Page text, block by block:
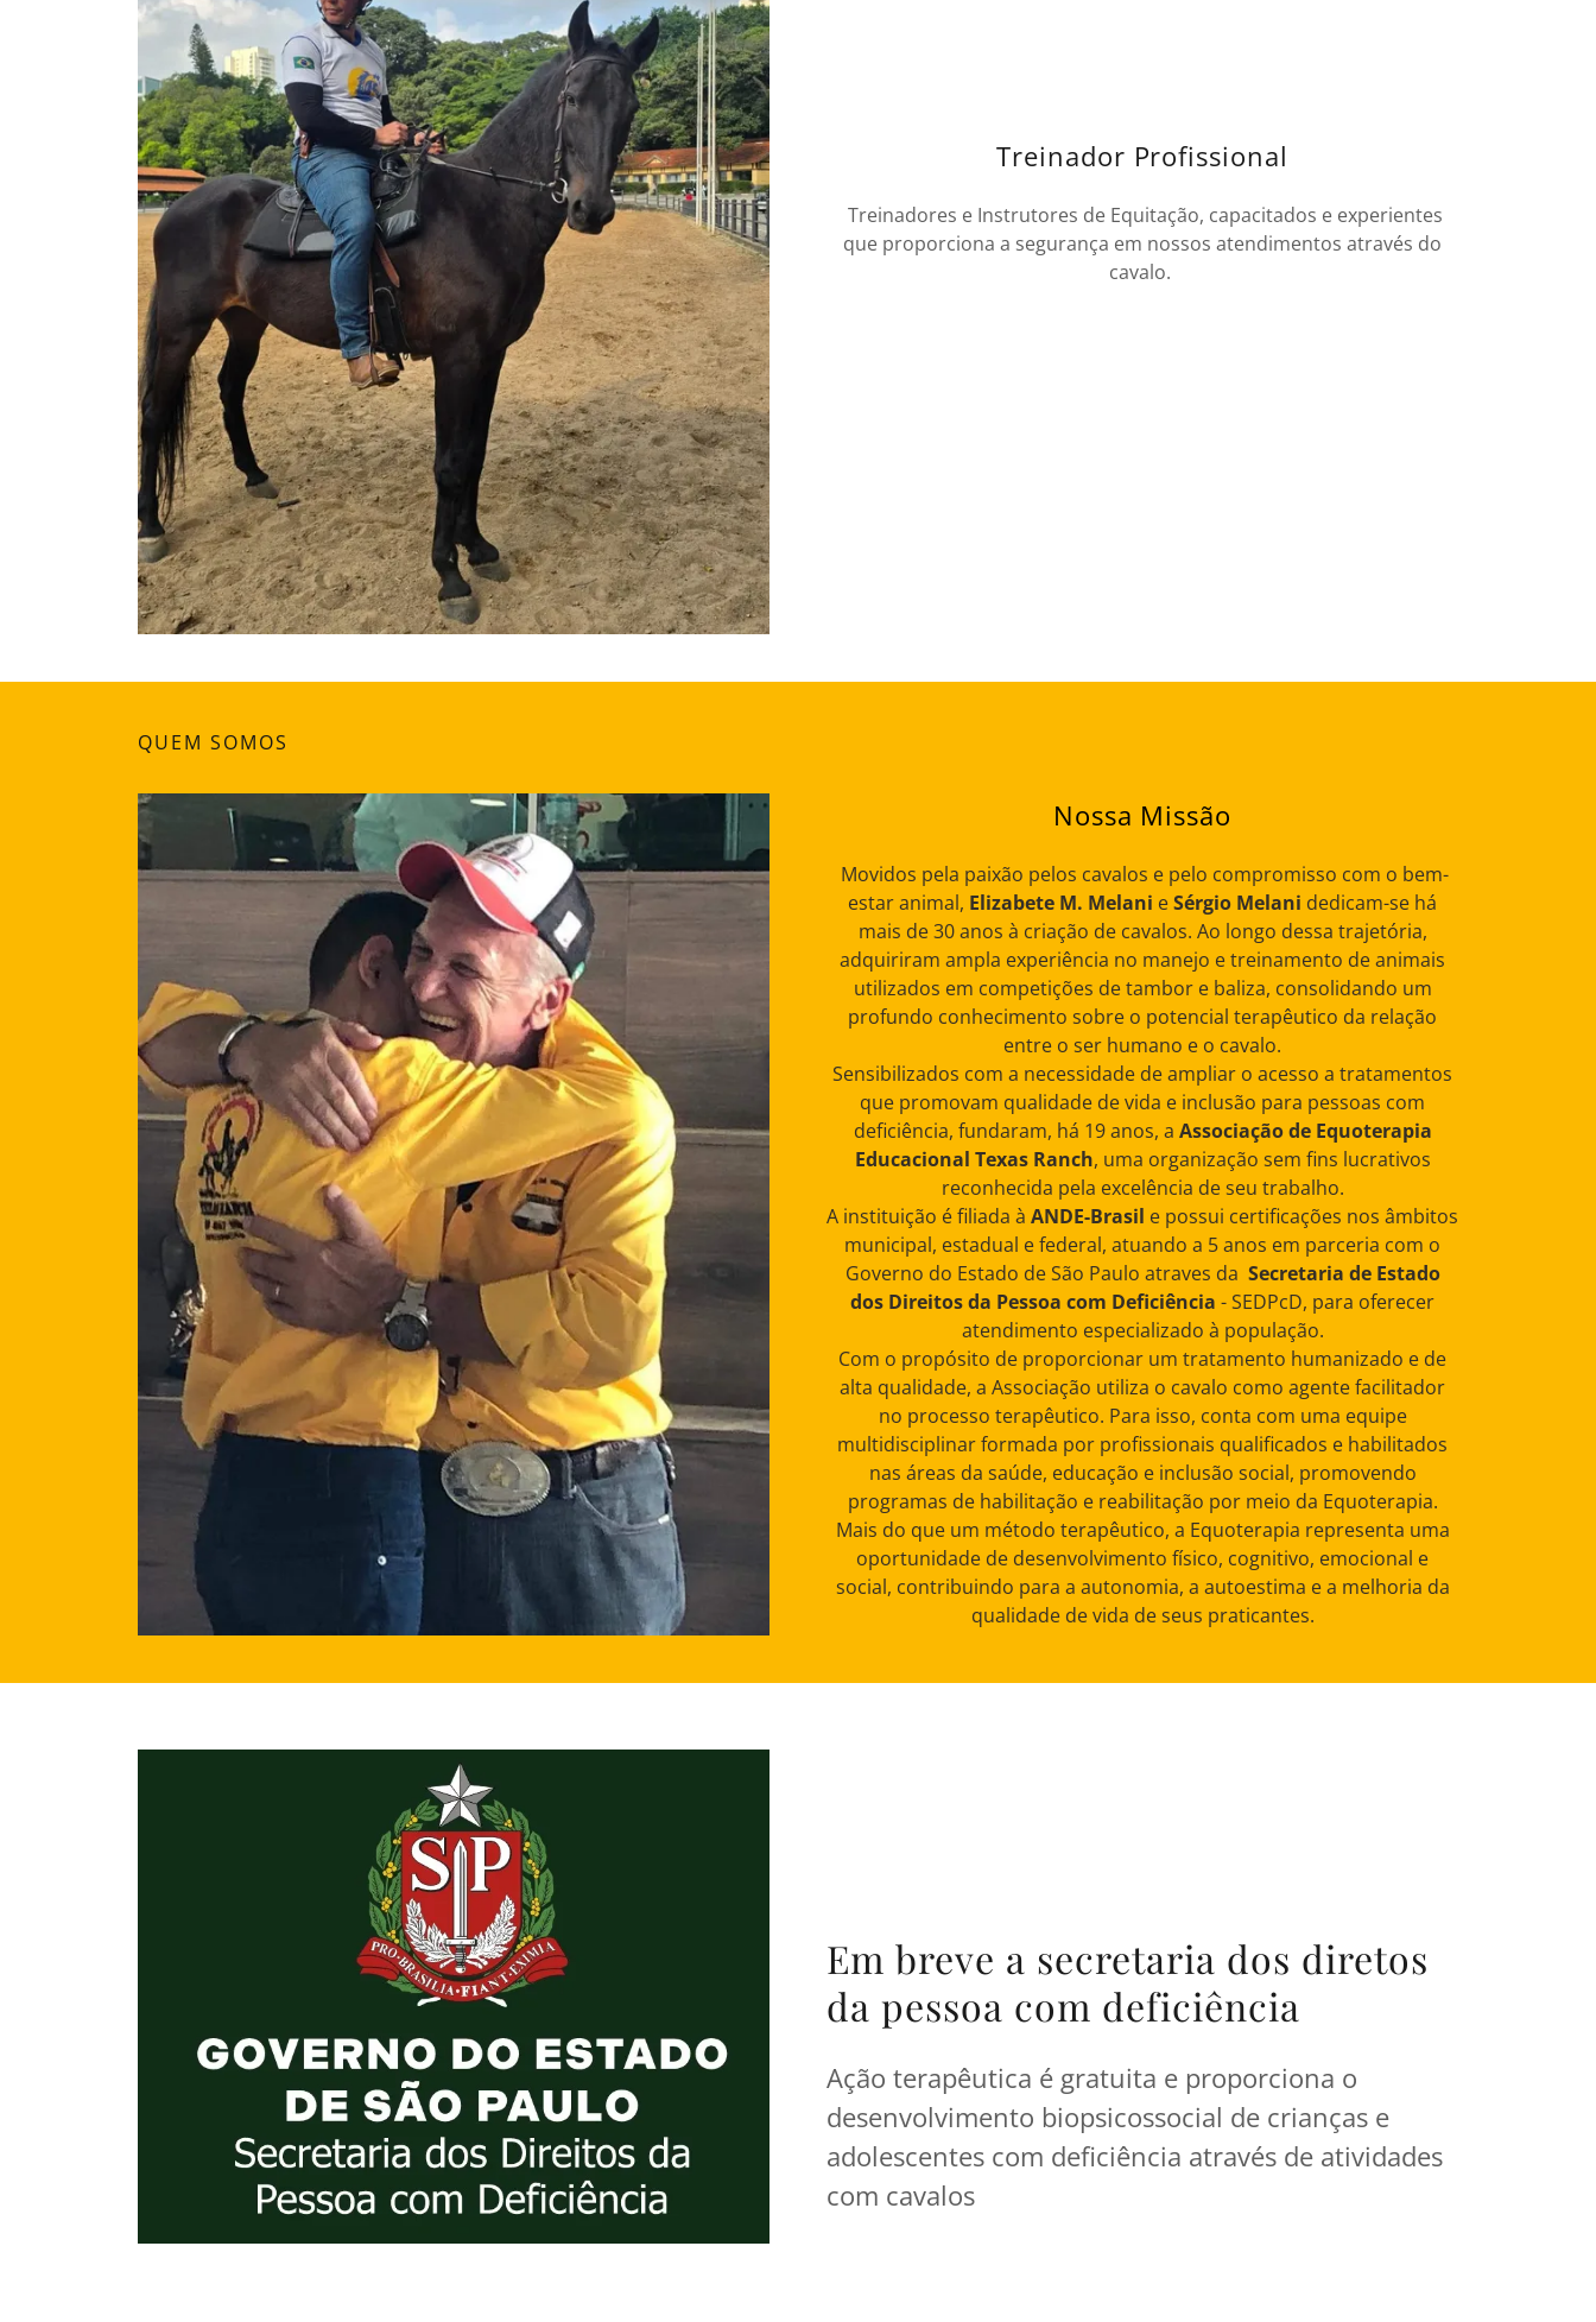
Treinador Profissional
Treinadores e Instrutores de Equitação, capacitados e experientes
que proporciona a segurança em nossos atendimentos através do
cavalo.
QUEM SOMOS
Nossa Missão
Movidos pela paixão pelos cavalos e pelo compromisso com o bem-
estar animal, Elizabete M. Melani eSérgio Melani dedicam-se há
mais de 30 anos à criação de cavalos. Ao longo dessa trajetória,
adquiriram ampla experiência no manejo e treinamento de animais
utilizados em competições de tambor e baliza, consolidando um
profundo conhecimento sobre o potencial terapêutico da relação
entre o ser humano e o cavalo.
Sensibilizados com a necessidade de ampliar o acesso a tratamentos
que promovam qualidade de vida e inclusão para pessoas com
deficiência, fundaram, há 19 anos, a Associação de Equoterapia
Educacional Texas Ranch, uma organização sem fins lucrativos
reconhecida pela excelência de seu trabalho.
A instituição é filiada à ANDE-Brasil e possui certificações nos âmbitos
municipal, estadual e federal, atuando a 5 anos em parceria com o
Governo do Estado de São Paulo atraves da Secretaria de Estado
dos Direitos da Pessoa com Deficiência - SEDPcD, para oferecer
atendimento especializado à população.
Com o propósito de proporcionar um tratamento humanizado e de
alta qualidade, a Associação utiliza o cavalo como agente facilitador
no processo terapêutico. Para isso, conta com uma equipe
multidisciplinar formada por profissionais qualificados e habilitados
nas áreas da saúde, educação e inclusão social, promovendo
programas de habilitação e reabilitação por meio da Equoterapia.
Mais do que um método terapêutico, a Equoterapia representa uma
oportunidade de desenvolvimento físico, cognitivo, emocional e
social, contribuindo para a autonomia, a autoestima e a melhoria da
qualidade de vida de seus praticantes.
Em breve a secretaria dos diretos
da pessoa com deficiência
Ação terapêutica é gratuita e proporciona o
desenvolvimento biopsicossocial de crianças e
adolescentes com deficiência através de atividades
com cavalos